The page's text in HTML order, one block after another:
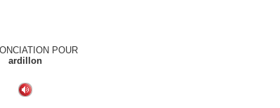
POUR
ardillon